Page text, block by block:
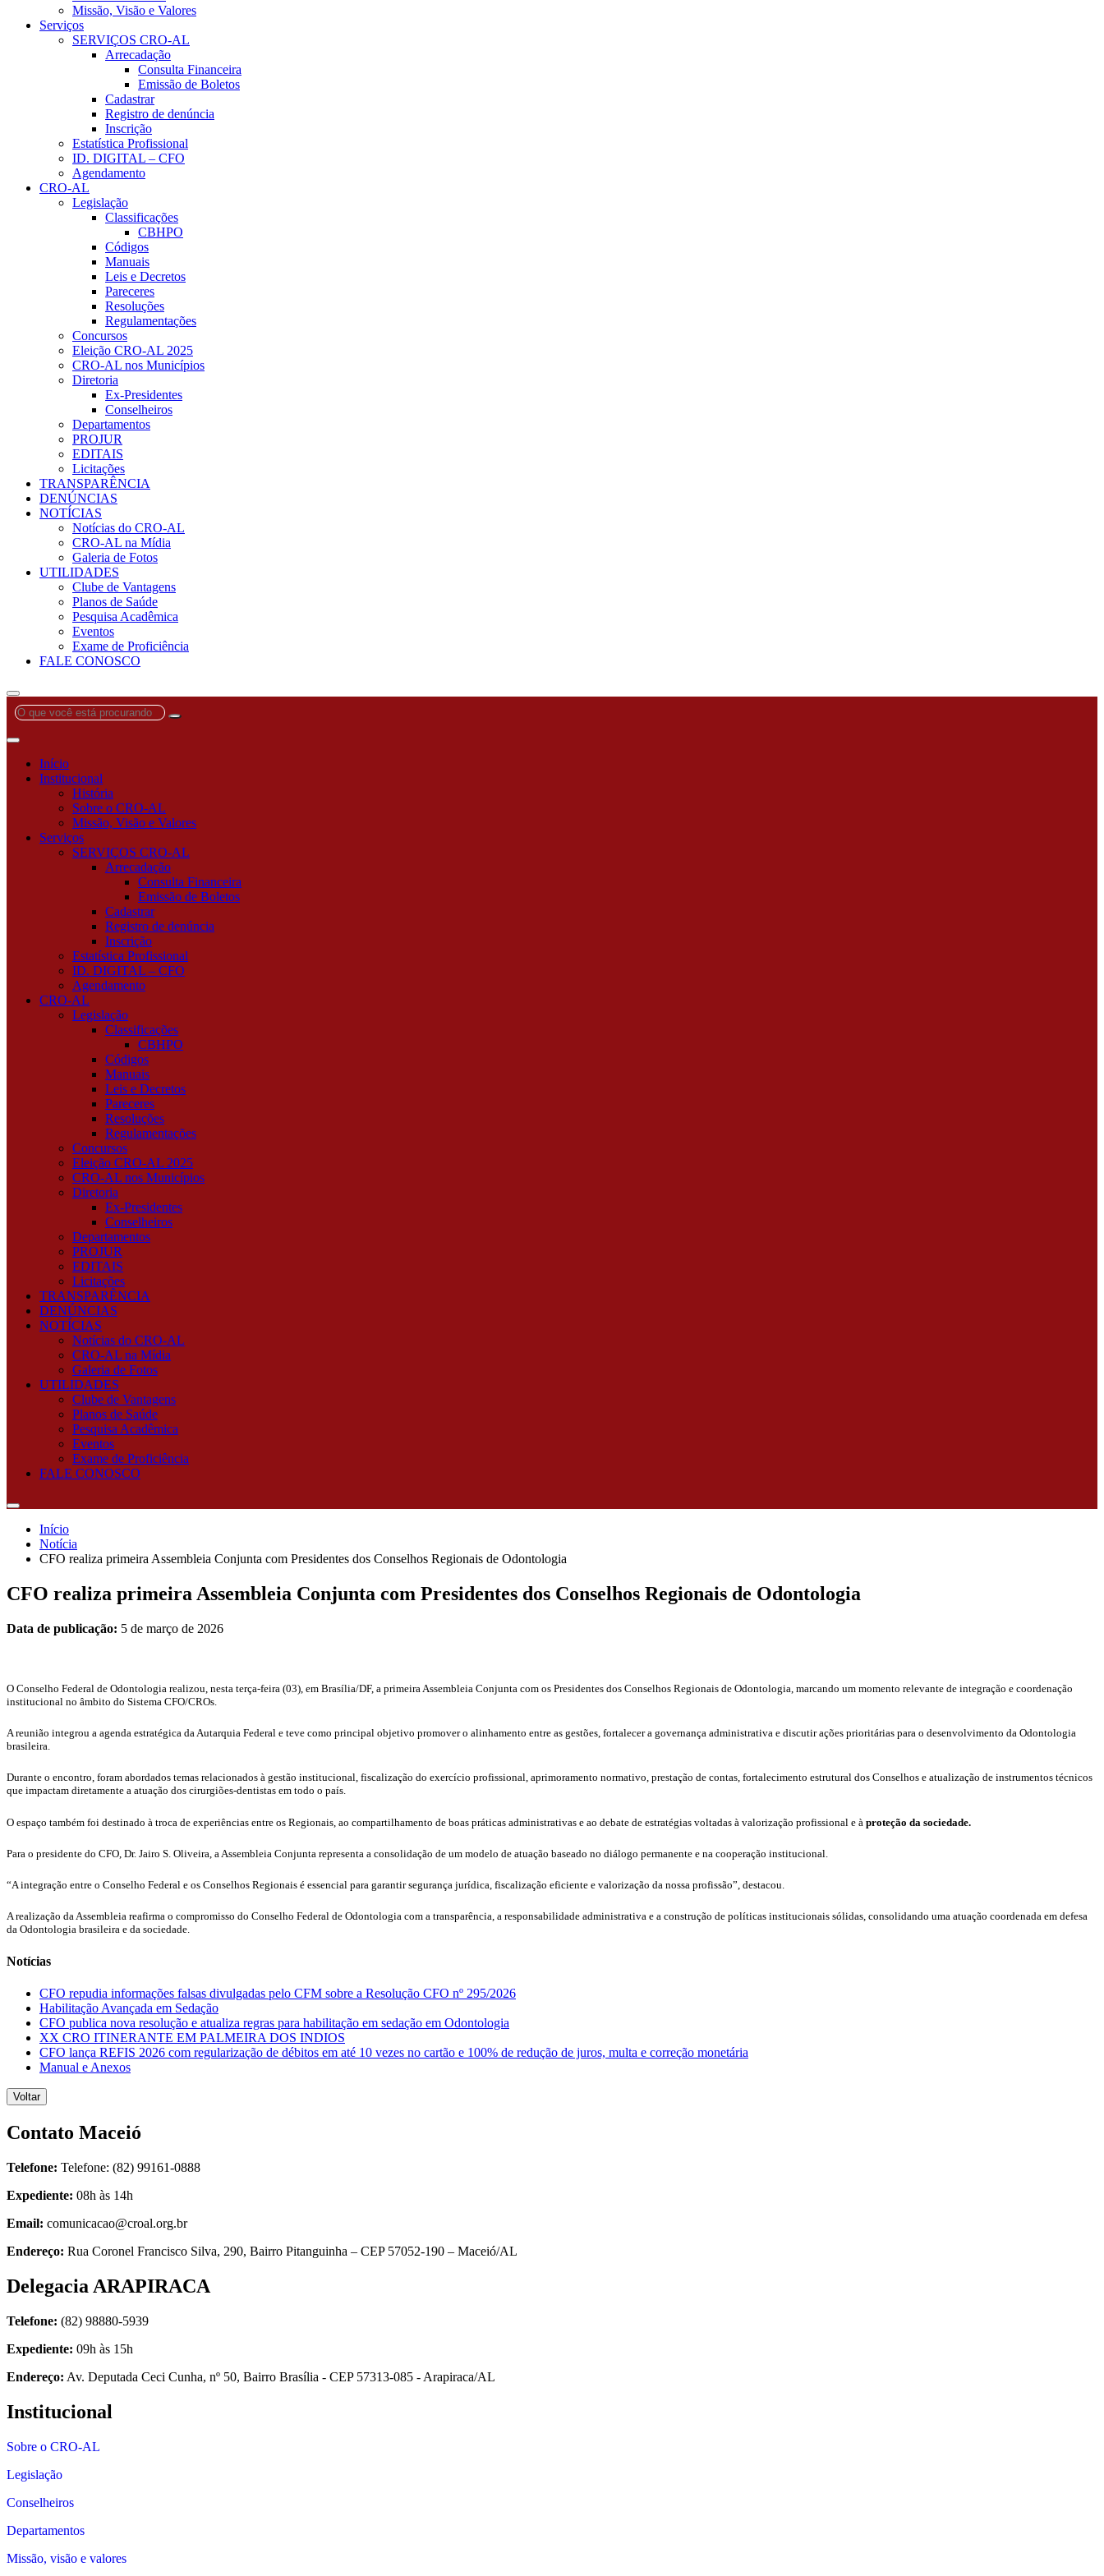
Missão, Visão e Valores
Serviços
SERVIÇOS CRO-AL
Arrecadação
Consulta Financeira
Emissão de Boletos
Cadastrar
Registro de denúncia
Inscrição
Estatística Profissional
ID. DIGITAL – CFO
Agendamento
CRO-AL
Legislação
Classificações
CBHPO
Códigos
Manuais
Leis e Decretos
Pareceres
Resoluções
Regulamentações
Concursos
Eleição CRO-AL 2025
CRO-AL nos Municípios
Diretoria
Ex-Presidentes
Conselheiros
Departamentos
PROJUR
EDITAIS
Licitações
TRANSPARÊNCIA
DENÚNCIAS
NOTÍCIAS
Notícias do CRO-AL
CRO-AL na Mídia
Galeria de Fotos
UTILIDADES
Clube de Vantagens
Planos de Saúde
Pesquisa Acadêmica
Eventos
Exame de Proficiência
FALE CONOSCO
O
você
procurando?
Início
Institucional
História
Sobre o CRO-AL
Missão, Visão e Valores
Serviços
SERVIÇOS CRO-AL
Arrecadação
Consulta Financeira
Emissão de Boletos
Cadastrar
Registro de denúncia
Inscrição
Estatística Profissional
ID. DIGITAL – CFO
Agendamento
CRO-AL
Legislação
Classificações
CBHPO
Códigos
Manuais
Leis e Decretos
Pareceres
Resoluções
Regulamentações
Concursos
Eleição CRO-AL 2025
CRO-AL nos Municípios
Diretoria
Ex-Presidentes
Conselheiros
Departamentos
PROJUR
EDITAIS
Licitações
TRANSPARÊNCIA
DENÚNCIAS
NOTÍCIAS
Notícias do CRO-AL
CRO-AL na Mídia
Galeria de Fotos
UTILIDADES
Clube de Vantagens
Planos de Saúde
Pesquisa Acadêmica
Eventos
Exame de Proficiência
FALE CONOSCO
Início
Notícia
CFO realiza primeira Assembleia Conjunta com Presidentes dos Conselhos Regionais de Odontologia
CFO realiza primeira Assembleia Conjunta com Presidentes dos Conselhos Regionais de Odontologia
Data de publicação: 5 de março de 2026
O Conselho Federal de Odontologia realizou, nesta terça-feira (03), em Brasília/DF, a primeira Assembleia Conjunta com os Presidentes dos Conselhos Regionais de Odontologia, marcando um momento relevante de integração e coordenação
institucional no âmbito do Sistema CFO/CROs.
A reunião integrou a agenda estratégica da Autarquia Federal e teve como principal objetivo promover o alinhamento entre as gestões, fortalecer a governança administrativa e discutir ações prioritárias para o desenvolvimento da Odontologia
brasileira.
Durante o encontro, foram abordados temas relacionados à gestão institucional, fiscalização do exercício profissional, aprimoramento normativo, prestação de contas, fortalecimento estrutural dos Conselhos e atualização de instrumentos técnicos
que impactam diretamente a atuação dos cirurgiões-dentistas em todo o país.
O espaço também foi destinado à troca de experiências entre os Regionais, ao compartilhamento de boas práticas administrativas e ao debate de estratégias voltadas à valorização profissional e à proteção da sociedade.
Para o presidente do CFO, Dr. Jairo S. Oliveira, a Assembleia Conjunta representa a consolidação de um modelo de atuação baseado no diálogo permanente e na cooperação institucional.
“A integração entre o Conselho Federal e os Conselhos Regionais é essencial para garantir segurança jurídica, fiscalização eficiente e valorização da nossa profissão”, destacou.
A realização da Assembleia reafirma o compromisso do Conselho Federal de Odontologia com a transparência, a responsabilidade administrativa e a construção de políticas institucionais sólidas, consolidando uma atuação coordenada em defesa
da Odontologia brasileira e da sociedade.
Notícias
CFO repudia informações falsas divulgadas pelo CFM sobre a Resolução CFO nº 295/2026
Habilitação Avançada em Sedação
CFO publica nova resolução e atualiza regras para habilitação em sedação em Odontologia
XX CRO ITINERANTE EM PALMEIRA DOS INDIOS
CFO lança REFIS 2026 com regularização de débitos em até 10 vezes no cartão e 100% de redução de juros, multa e correção monetária
Manual e Anexos
Voltar
Contato Maceió
Telefone: Telefone: (82) 99161-0888
Expediente: 08h às 14h
Email: comunicacao@croal.org.br
Endereço: Rua Coronel Francisco Silva, 290, Bairro Pitanguinha – CEP 57052-190 – Maceió/AL
Delegacia ARAPIRACA
Telefone: (82) 98880-5939
Expediente: 09h às 15h
Endereço: Av. Deputada Ceci Cunha, nº 50, Bairro Brasília - CEP 57313-085 - Arapiraca/AL
Institucional
Sobre o CRO-AL
Legislação
Conselheiros
Departamentos
Missão, visão e valores